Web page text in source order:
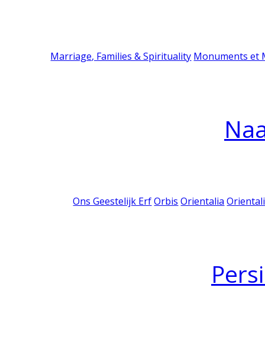
Marriage, Families & Spirituality Monuments et
Ons Geestelijk Erf Orbis Orientalia